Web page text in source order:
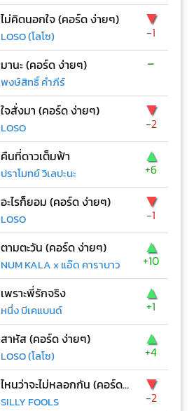
ไม่คิดนอกใจ (คอร์ด ง่ายๆ)
LOSO (โลโซ)
▼
-1
มานะ (คอร์ด ง่ายๆ)
พงษ์สิทธิ์ คำภีร์
-
ใจสั่งมา (คอร์ด ง่ายๆ)
LOSO
▼
-2
คืนที่ดาวเต็มฟ้า
ปราโมทย์ วิเลปะนะ
▲
+6
อะไรก็ยอม (คอร์ด ง่ายๆ)
LOSO
▼
-1
ตามตะวัน (คอร์ด ง่ายๆ)
NUM KALA x แอ๊ด คาราบาว
▲
+10
เพราะพี่รักจริง
หนึ่ง บีเคแบนด์
▲
+1
สาหัส (คอร์ด ง่ายๆ)
LOSO (โลโซ)
▲
+4
ไหนว่าจะไม่หลอกกัน (คอร์ด ง่ายๆ)
SILLY FOOLS
▼
-2